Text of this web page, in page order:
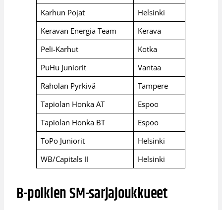
Karhun Pojat
Helsinki
Keravan Energia Team
Kerava
Peli-Karhut
Kotka
PuHu Juniorit
Vantaa
Raholan Pyrkivä
Tampere
Tapiolan Honka AT
Espoo
Tapiolan Honka BT
Espoo
ToPo Juniorit
Helsinki
WB/Capitals II
Helsinki
B-poikien SM-sarjajoukkueet